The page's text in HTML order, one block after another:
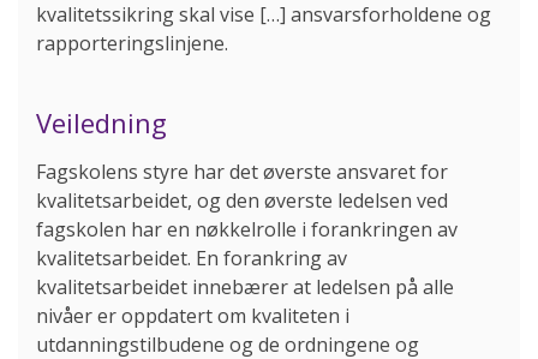
kvalitetssikring skal vise […] ansvarsforholdene og
rapporteringslinjene.
Veiledning
Fagskolens styre har det øverste ansvaret for
kvalitetsarbeidet, og den øverste ledelsen ved
fagskolen har en nøkkelrolle i forankringen av
kvalitetsarbeidet. En forankring av
kvalitetsarbeidet innebærer at ledelsen på alle
nivåer er oppdatert om kvaliteten i
utdanningstilbudene og de ordningene og